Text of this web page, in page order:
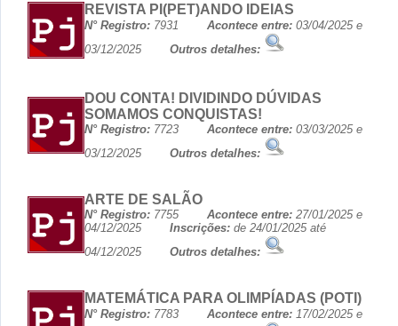
REVISTA PI(PET)ANDO IDEIAS
N° Registro: 7931 Acontece entre: 03/04/2025 e
03/12/2025 Outros detalhes:
DOU CONTA! DIVIDINDO DÚVIDAS
SOMAMOS CONQUISTAS!
N° Registro: 7723 Acontece entre: 03/03/2025 e
03/12/2025 Outros detalhes:
ARTE DE SALÃO
N° Registro: 7755 Acontece entre: 27/01/2025 e
04/12/2025 Inscrições: de 24/01/2025 até
04/12/2025 Outros detalhes:
MATEMÁTICA PARA OLIMPÍADAS (POTI)
N° Registro: 7783 Acontece entre: 17/02/2025 e